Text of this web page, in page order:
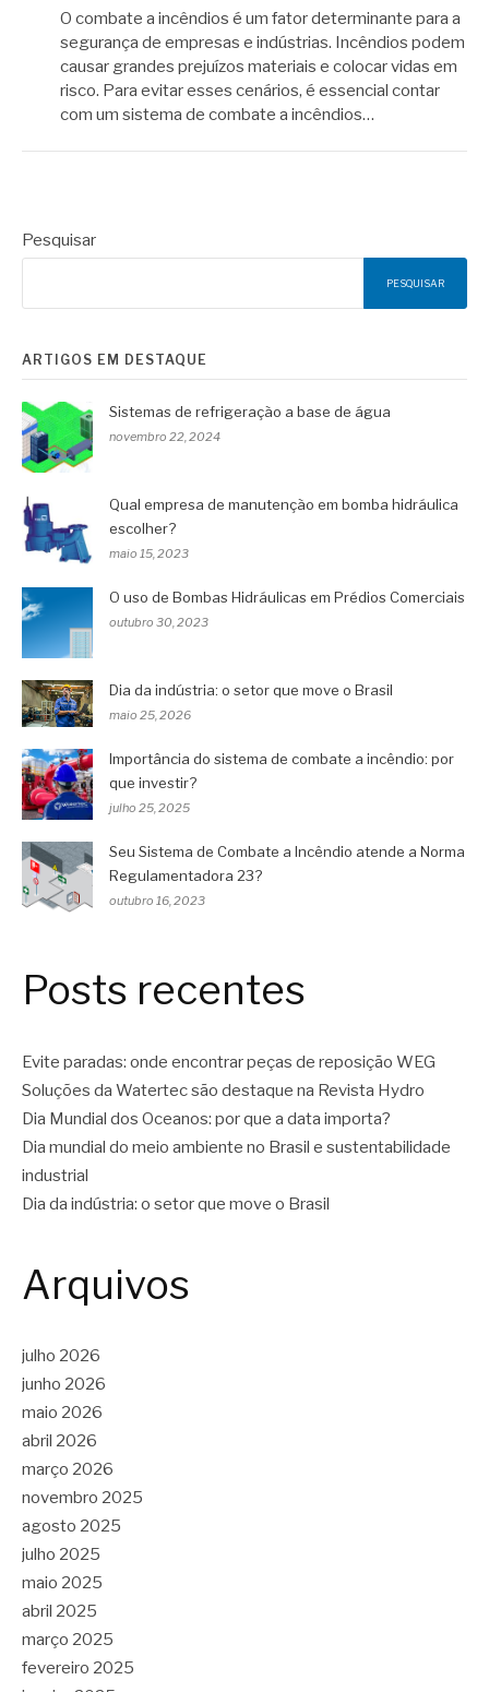
O combate a incêndios é um fator determinante para a
segurança de empresas e indústrias. Incêndios podem
causar grandes prejuízos materiais e colocar vidas em
risco. Para evitar esses cenários, é essencial contar
com um sistema de combate a incêndios…
Pesquisar
PESQUISAR
ARTIGOS EM DESTAQUE
Sistemas de refrigeração a base de água
novembro 22, 2024
Qual empresa de manutenção em bomba hidráulica
escolher?
maio 15, 2023
O uso de Bombas Hidráulicas em Prédios Comerciais
outubro 30, 2023
Dia da indústria: o setor que move o Brasil
maio 25, 2026
Importância do sistema de combate a incêndio: por
que investir?
julho 25, 2025
Seu Sistema de Combate a Incêndio atende a Norma
Regulamentadora 23?
outubro 16, 2023
Posts recentes
Evite paradas: onde encontrar peças de reposição WEG
Soluções da Watertec são destaque na Revista Hydro
Dia Mundial dos Oceanos: por que a data importa?
Dia mundial do meio ambiente no Brasil e sustentabilidade
industrial
Dia da indústria: o setor que move o Brasil
Arquivos
julho 2026
junho 2026
maio 2026
abril 2026
março 2026
novembro 2025
agosto 2025
julho 2025
maio 2025
abril 2025
março 2025
fevereiro 2025